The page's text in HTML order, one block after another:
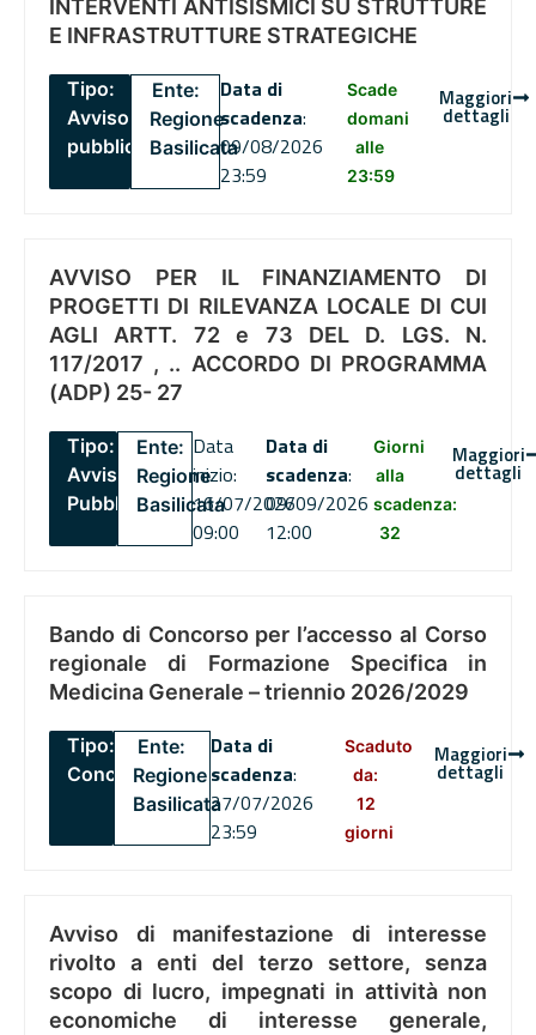
INTERVENTI ANTISISMICI SU STRUTTURE
E INFRASTRUTTURE STRATEGICHE
Tipo:
Avviso
pubblico
Ente:
Regione
Basilicata
Data di
scadenza:
09/08/2026
23:59
Scade
domani
alle
23:59
Maggiori
dettagli
AVVISO PER IL FINANZIAMENTO DI
PROGETTI DI RILEVANZA LOCALE DI CUI
AGLI ARTT. 72 e 73 DEL D. LGS. N.
117/2017 , .. ACCORDO DI PROGRAMMA
(ADP) 25- 27
Tipo:
Avviso
Pubblico
Ente:
Regione
Basilicata
Data
inizio:
16/07/2026
09:00
Data di
scadenza:
09/09/2026
12:00
Giorni
alla
scadenza:
32
Maggiori
dettagli
Bando di Concorso per l’accesso al Corso
regionale di Formazione Specifica in
Medicina Generale – triennio 2026/2029
Tipo:
Concorsi
Ente:
Regione
Basilicata
Data di
scadenza:
27/07/2026
23:59
Scaduto
da:
12
giorni
Maggiori
dettagli
Avviso di manifestazione di interesse
rivolto a enti del terzo settore, senza
scopo di lucro, impegnati in attività non
economiche di interesse generale,